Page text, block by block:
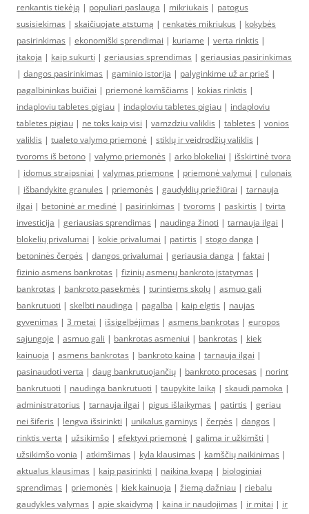
renkantis tiekėją | populiari paslauga | mikriukais | patogus
susisiekimas | skaičiuojate atstumą | renkatės mikriukus | kokybės
pasirinkimas | ekonomiški sprendimai | kuriame | verta rinktis |
įtakoja | kaip sukurti | geriausias sprendimas | geriausias pasirinkimas
| dangos pasirinkimas | gaminio istorija | palyginkime už ar prieš |
pagalbininkas buičiai | priemonė kamščiams | kokias rinktis |
indaploviu tabletes pigiau | indaploviu tabletes pigiau | indaploviu
tabletes pigiau | ne toks kaip visi | vamzdziu valiklis | tabletes | vonios
valiklis | tualeto valymo priemonė | stiklų ir veidrodžių valiklis |
tvoroms iš betono | valymo priemonės | arko blokeliai | išskirtinė tvora
| idomus straipsniai | valymas priemone | priemonė valymui | rulonais
| išbandykite granules | priemonės | gaudyklių priežiūrai | tarnauja
ilgai | betoninė ar medinė | pasirinkimas | tvoroms | paskirtis | tvirta
investicija | geriausias sprendimas | naudinga žinoti | tarnauja ilgai |
blokelių privalumai | kokie privalumai | patirtis | stogo danga |
betoninės čerpės | dangos privalumai | geriausia danga | faktai |
fizinio asmens bankrotas | fizinių asmenų bankroto įstatymas |
bankrotas | bankroto pasekmės | turintiems skolų | asmuo gali
bankrutuoti | skelbti naudinga | pagalba | kaip elgtis | naujas
gyvenimas | 3 metai | išsigelbėjimas | asmens bankrotas | europos
sąjungoje | asmuo gali | bankrotas asmeniui | bankrotas | kiek
kainuoja | asmens bankrotas | bankroto kaina | tarnauja ilgai |
pasinaudoti verta | daug bankrutuojančių | bankroto procesas | norint
bankrutuoti | naudinga bankrutuoti | taupykite laiką | skaudi pamoka |
administratorius | tarnauja ilgai | pigus išlaikymas | patirtis | geriau
nei šiferis | lengva išsirinkti | unikalus gaminys | čerpės | dangos |
rinktis verta | užsikimšo | efektyvi priemonė | galima ir užkimšti |
užsikimšo vonia | atkimšimas | kyla klausimas | kamščių naikinimas |
aktualus klausimas | kaip pasirinkti | naikina kvapą | biologiniai
sprendimas | priemonės | kiek kainuoja | žiemą dažniau | riebalu
gaudykles valymas | apie skaidymą | kaina ir naudojimas | ir mitai | ir